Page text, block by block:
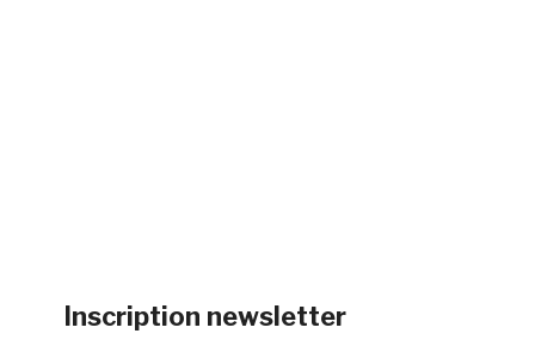
Inscription newsletter